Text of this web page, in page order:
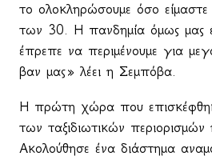
το ολοκληρώσουμε όσο
των 30. Η πανδημία όμως μας
έπρεπε να περιμένουμε για
βαν μας» λέει η Σεμπόβα.
Η πρώτη χώρα που
των ταξιδιωτικών
Ακολούθησε ένα διάστημα